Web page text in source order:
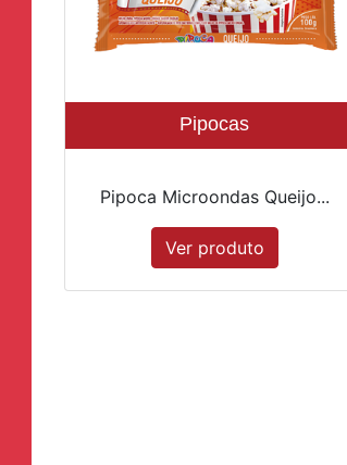
Pipocas
Pipoca Microondas Queijo...
Ver produto